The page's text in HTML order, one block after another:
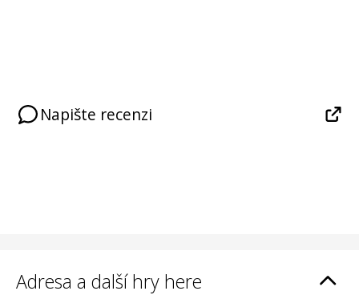
Napište recenzi
Adresa a další hry here